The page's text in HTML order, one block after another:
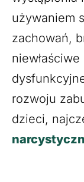
używaniem
zachowań,
rozwoju
dzieci,